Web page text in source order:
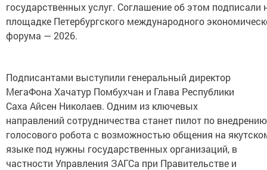
государственных услуг. Соглашение об этом подписали
площадке Петербургского международного
форума — 2026.
Подписантами выступили генеральный директор
МегаФона Хачатур Помбухчан и Глава Республики
Саха Айсен Николаев. Одним из ключевых
направлений сотрудничества станет пилот по внедрению
голосового робота с возможностью общения на
языке под нужны государственных организаций, в
частности Управления ЗАГСа при Правительстве и